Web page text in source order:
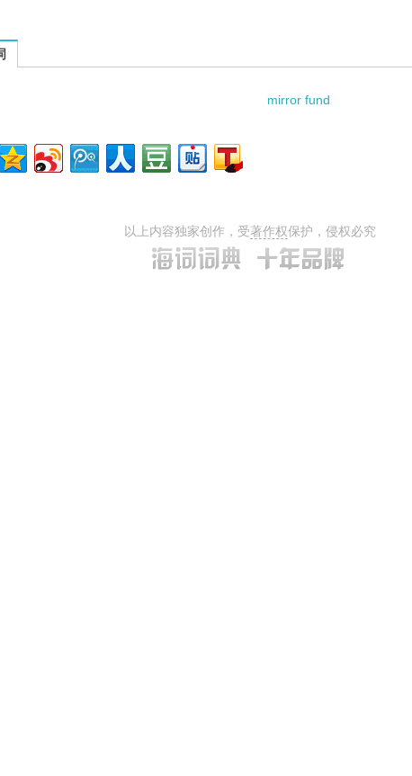
的相关资料：
mirror fund
以上内容独家创作，受著作权保护，侵权必究